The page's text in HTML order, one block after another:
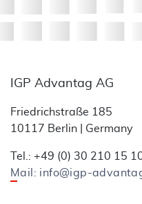
IGP Advantag AG
Friedrichstraße 185
10117 Berlin | Germany
Tel.: +49 (0) 30 210 15
Mail: info@igp-